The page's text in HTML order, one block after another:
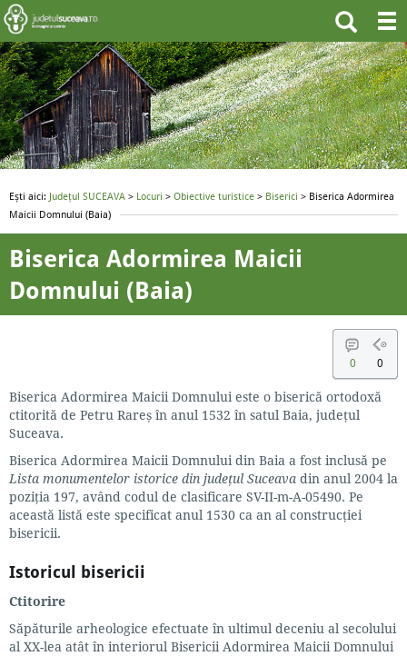
Ești aici: Județul SUCEAVA > Locuri > Obiective turistice > Biserici > Biserica Adormirea
Maicii Domnului (Baia)
Biserica Adormirea Maicii
Domnului (Baia)
0 0
Biserica Adormirea Maicii Domnului este o biserică ortodoxă
ctitorită de Petru Rareș în anul 1532 în satul Baia, județul
Suceava.
Biserica Adormirea Maicii Domnului din Baia a fost inclusă pe
Lista monumentelor istorice din județul Suceava din anul 2004 la
poziția 197, având codul de clasificare SV-II-m-A-05490. Pe
această listă este specificat anul 1530 ca an al construcției
bisericii.
Istoricul bisericii
Ctitorire
Săpăturile arheologice efectuate în ultimul deceniu al secolului
al XX-lea atât în interiorul Bisericii Adormirea Maicii Domnului